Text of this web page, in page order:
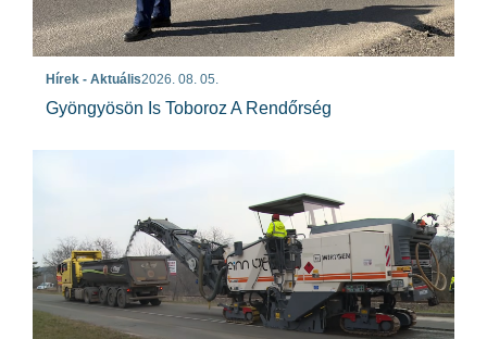
Hírek - Aktuális2026. 08. 05.
Gyöngyösön Is Toboroz A Rendőrség